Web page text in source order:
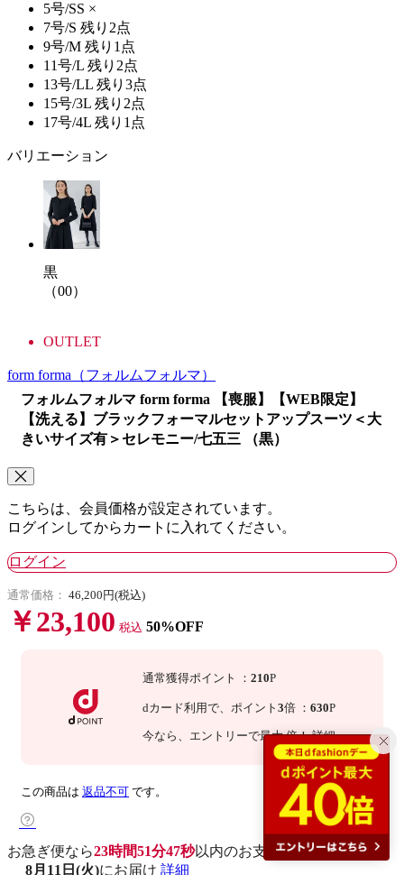
5号/SS ×
7号/S 残り2点
9号/M 残り1点
11号/L 残り2点
13号/LL 残り3点
15号/3L 残り2点
17号/4L 残り1点
バリエーション
黒
（00）
OUTLET
form forma （フォルムフォルマ）
フォルムフォルマ form forma 【喪服】【WEB限定】
【洗える】ブラックフォーマルセットアップスーツ＜大
きいサイズ有＞セレモニー/七五三 （黒）
こちらは、会員価格が設定されています。
ログインしてからカートに入れてください。
ログイン
通常価格： 46,200円(税込)
￥23,100 税込 50%OFF
通常獲得ポイント ： 210P
dカード利用で、 ポイント 3倍 ： 630P
今なら 、エントリーで最大 倍！詳細
この商品は 返品不可 です。
お急ぎ便なら23時間51分46秒以内のお支払いで
8月11日(火)にお届け 詳細